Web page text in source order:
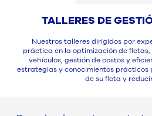
TALLERES DE
Nuestros talleres dirigidos por
práctica en la optimización de
vehículos, gestión de costos y
estrategias y conocimientos prácticos
de su flota y